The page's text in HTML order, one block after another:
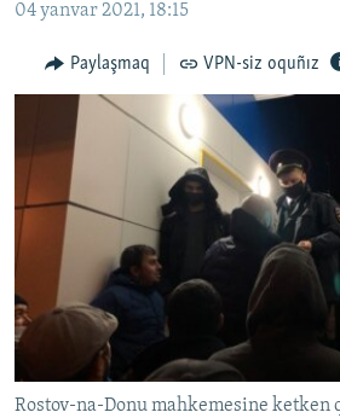
qaytmaq
MEDENİYET
İNSAN AQLARI
VİDEO
SÜRET
BLOGLAR
FİKİR
Русский
Українською
QOŞULIÑIZ!
04 yanvar 2021, 18:15
Paylaşmaq VPN-siz oquñız
Rostov-na-Donu mahkemesine ketken